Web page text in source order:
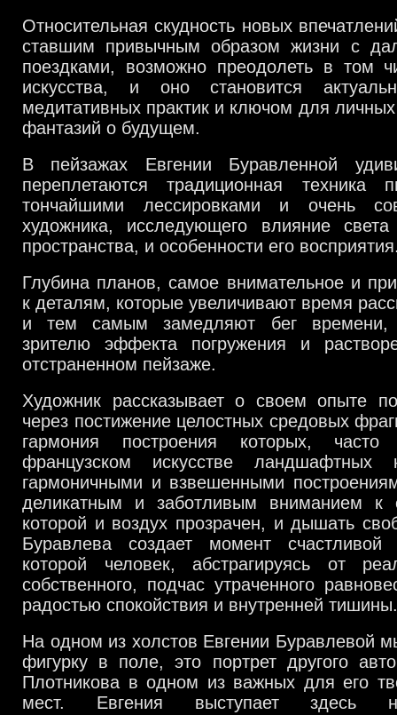
Относительная скудность новых
ставшим привычным образом жизни с
поездками, возможно преодолеть в том
искусства, и оно становится
медитативных практик и ключом для
фантазий о будущем.
В пейзажах Евгении Буравленной
переплетаются традиционная
тончайшими лессировками и очень
художника, исследующего влияние
пространства, и особенности его
Глубина планов, самое внимательное и
к деталям, которые увеличивают время
и тем самым замедляют бег времени,
зрителю эффекта погружения и
отстраненном пейзаже.
Художник рассказывает о своем опыте
через постижение целостных средовых
гармония построения которых, часто
французском искусстве
гармоничными и взвешенными
деликатным и заботливым вниманием к
которой и воздух прозрачен, и дышать
Буравлева создает момент счастливой
которой человек, абстрагируясь от
собственного, подчас утраченного
радостью спокойствия и внутренней тишины.
На одном из холстов Евгении Буравлевой
фигурку в поле, это портрет другого
Плотникова в одном из важных для его
мест. Евгения выступает здесь